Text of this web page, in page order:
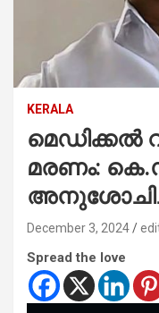
KERALA
മെഡിക്കല്‍
മരണം:
December 3, 2024
Spread the love